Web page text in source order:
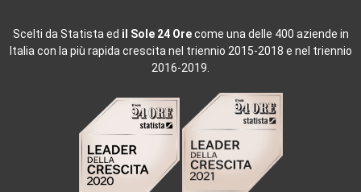
Scelti da Statista ed il Sole 24 Orecome una delle 400 aziende in
Italia con la più rapida crescita nel triennio 2015-2018 e nel triennio
2016-2019.